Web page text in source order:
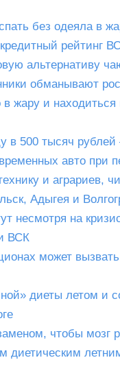
без одеяла в
рейтинг
альтернативу
обманывают
жару и
в 500 тысяч
авто при
и аграриев,
Адыгея и
несмотря на
ВСК
может
диеты летом и
чтобы мозг
диетическим